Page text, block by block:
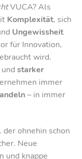
VUCA? Als
Komplexität, sich
Ungewissheit
für Innovation,
wird.
und starker
immer
– in immer
ohnehin schon
Neue
und knappe